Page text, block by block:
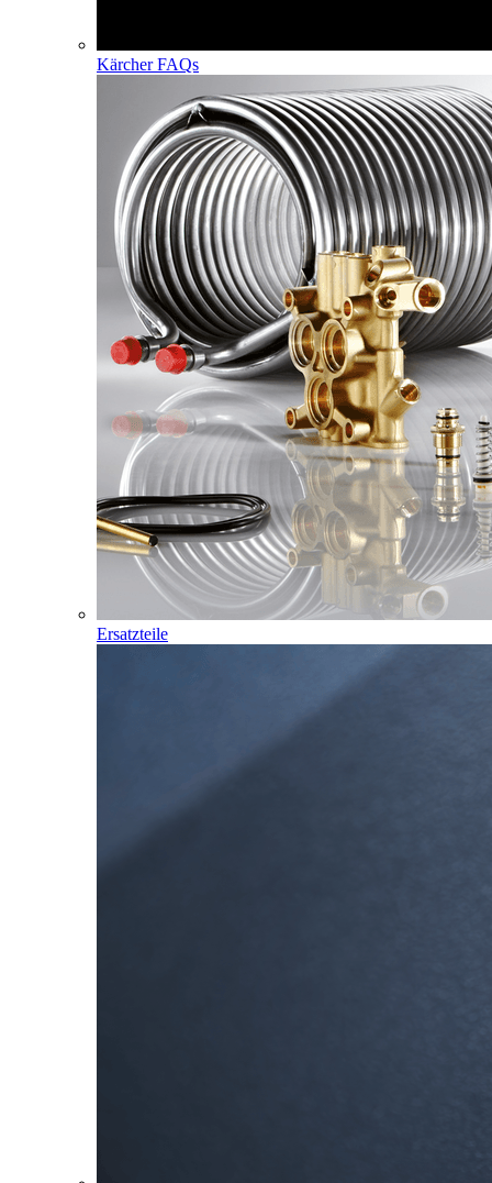
Kärcher FAQs
Ersatzteile